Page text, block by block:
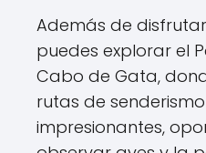
Además de
puedes explorar el
Cabo de Gata,
rutas de
impresionantes,